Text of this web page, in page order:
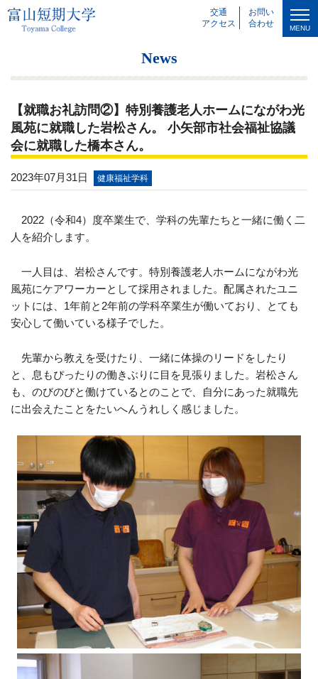
交通
アクセス
お問い
合わせ
MENU
News
【就職お礼訪問②】特別養護老人ホームにながわ光
風苑に就職した岩松さん。 小矢部市社会福祉協議
会に就職した橋本さん。
2023年07月31日 健康福祉学科
2022（令和4）度卒業生で、学科の先輩たちと一緒に働く二
人を紹介します。
一人目は、岩松さんです。特別養護老人ホームにながわ光
風苑にケアワーカーとして採用されました。配属されたユニ
ットには、1年前と2年前の学科卒業生が働いており、とても
安心して働いている様子でした。
先輩から教えを受けたり、一緒に体操のリードをしたり
と、息もぴったりの働きぶりに目を見張りました。岩松さん
も、のびのびと働けているとのことで、自分にあった就職先
に出会えたことをたいへんうれしく感じました。